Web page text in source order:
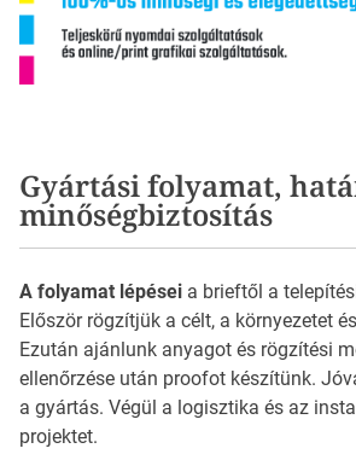
Gyártási folyamat,
minőségbiztosítás
A folyamat lépései a brieftől a
Először rögzítjük a célt, a környezetet
Ezután ajánlunk anyagot és rögzítési
ellenőrzése után proofot készítünk.
a gyártás. Végül a logisztika és az
projektet.